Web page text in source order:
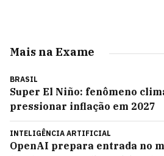
Mais na Exame
BRASIL
Super El Niño: fenômeno
pressionar inflação em 2027
INTELIGÊNCIA ARTIFICIAL
OpenAI prepara entrada no